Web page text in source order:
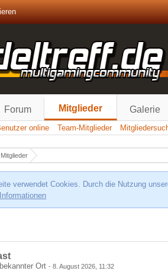
Forum Mitglieder Galerie
online Team-Mitglieder
Mitglieder
verwendet Cookies. Durch die Nutzung
Ort-8. August 2026, 11:32